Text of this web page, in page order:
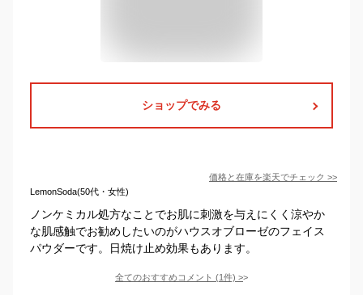
ショップでみる
価格と在庫を楽天でチェック >>
LemonSoda(50代・女性)
ノンケミカル処方なことでお肌に刺激を与えにくく涼やか
な肌感触でお勧めしたいのがハウスオブローゼのフェイス
パウダーです。日焼け止め効果もあります。
全てのおすすめコメント (1件) >